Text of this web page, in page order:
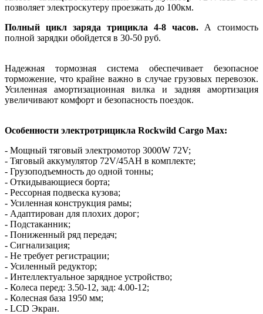
позволяет электроскутеру проезжать до 100км.
Полный цикл заряда трицикла 4-8 часов. А стоимость
полной зарядки обойдется в 30-50 руб.
Надежная тормозная система обеспечивает безопасное
торможение, что крайне важно в случае грузовых перевозок.
Усиленная амортизационная вилка и задняя амортизация
увеличивают комфорт и безопасность поездок.
Особенности электротрицикла Rockwild Cargo Max:
- Мощный тяговый электромотор 3000W 72V;
- Тяговый аккумулятор 72V/45AH в комплекте;
- Грузоподъемность до одной тонны;
- Откидывающиеся борта;
- Рессорная подвеска кузова;
- Усиленная конструкция рамы;
- Адаптирован для плохих дорог;
- Подстаканник;
- Пониженный ряд передач;
- Сигнализация;
- Не требует регистрации;
- Усиленный редуктор;
- Интеллектуальное зарядное устройство;
- Колеса перед: 3.50-12, зад: 4.00-12;
- Колесная база 1950 мм;
- LCD Экран.